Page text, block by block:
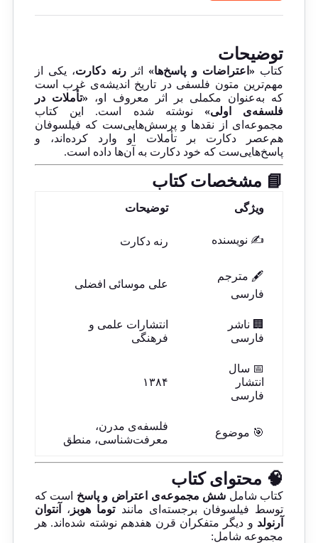
توضیحات
کتاب «اعتراضات و پاسخ‌ها» اثررنه دکارت، یکی از
مهم‌ترین متون فلسفی در تاریخ اندیشه‌ی غرب است
که به‌عنوان مکملی بر اثر معروف او، «تأملات در
فلسفه‌ی اولی» نوشته شده است. این کتاب
مجموعه‌ای از نقدها و پرسش‌هایی‌ست که فیلسوفان
هم‌عصر دکارت بر تأملات او وارد کرده‌اند، و
پاسخ‌هایی‌ست که خود دکارت به آن‌ها داده است.
📘 مشخصات کتاب
ویژگی توضیحات
✍️ نویسنده رنه دکارت
🖋️ مترجم
فارسی
علی موسائی افضلی
🏢 ناشر
فارسی
انتشارات علمی و
فرهنگی
📅 سال
انتشار
فارسی
۱۳۸۴
🎯 موضوع
فلسفه‌ی مدرن،
معرفت‌شناسی، منطق
🧠 محتوای کتاب
کتاب شامل شش مجموعه‌ی اعتراض و پاسخ است که
توسط فیلسوفان برجسته‌ای مانندتوما هوبز ،
آنتوان
آرنولد و دیگر متفکران قرن هفدهم نوشته شده‌اند. هر
مجموعه شامل: